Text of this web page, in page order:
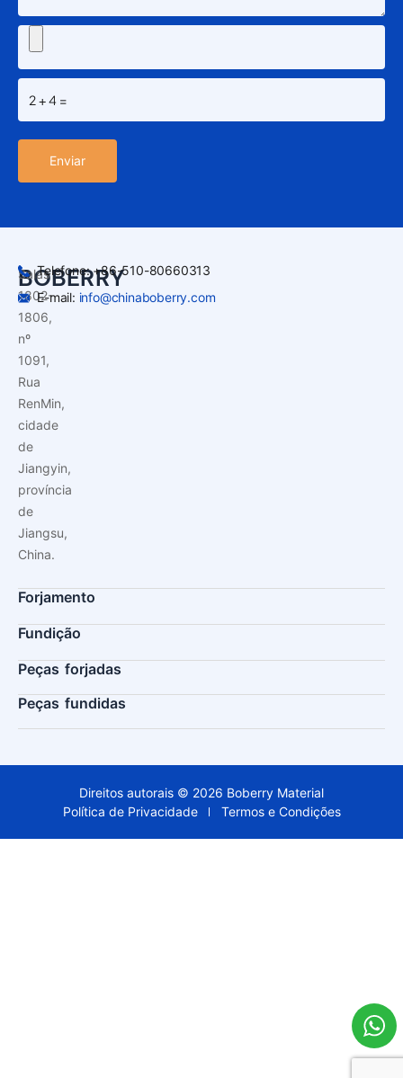
2+4=
BOBERRY
Salas
1802-
1806,
nº
1091,
Rua
RenMin,
cidade
de
Jiangyin,
província
de
Jiangsu,
China.
Telefone: +86-510-80660313
E-mail: info@chinaboberry.com
Forjamento
Fundição
Peças forjadas
Peças fundidas
Direitos autorais © 2026 Boberry Material
Política de Privacidade
Termos e Condições